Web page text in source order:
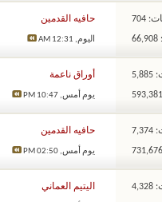
704 حافيه القدمين
اليوم, 12:31 AM
أوراق ناعمة
يوم أمس,10:47 PM
حافيه القدمين
يوم أمس,02:50 PM
اليتيم العماني